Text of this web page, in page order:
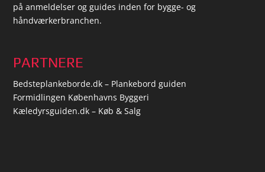
på anmeldelser og guides inden for bygge- og
håndværkerbranchen.
PARTNERE
Bedsteplankeborde.dk – Plankebord guiden
Formidlingen Københavns Byggeri
Kæledyrsguiden.dk – Køb & Salg